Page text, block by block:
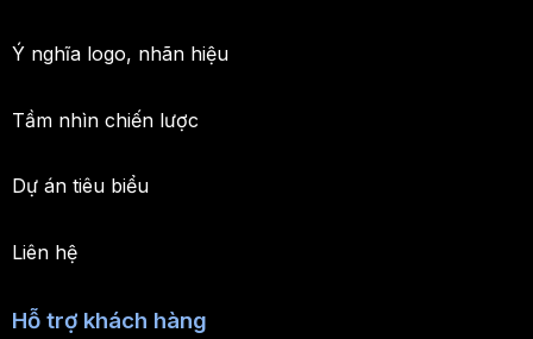
Ý nghĩa logo, nhãn hiệu
Tầm nhìn chiến lược
Dự án tiêu biểu
Liên hệ
Hỗ trợ khách hàng